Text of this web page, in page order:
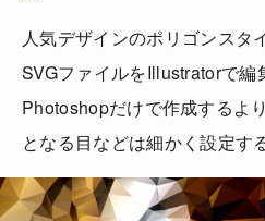
人気デザインのポリゴンスタ
SVGファイルをIllustratorで編
Photoshopだけで作成するよ
となる目などは細かく設定す